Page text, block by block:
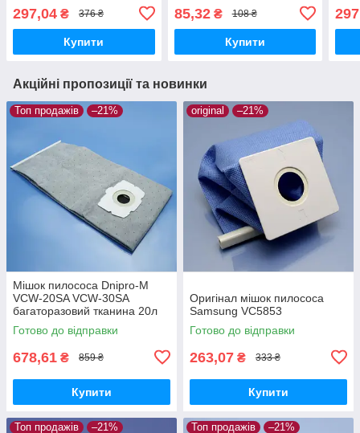
Cobra 2 Silent 2500
багаторазовий тканинний
297,04 ₴ 376 ₴
Купити
Cobra 2 Silent 2500
одноразовий флізеліновий
85,32₴ 108 ₴
Купити
Акційні пропозиції та новинки
Топ продажів –21%
Мішок пилососа Dnipro-M
VCW-20SA VCW-30SA
багаторазовий тканина 20л
Готово до відправки
678,61 ₴ 859 ₴
Купити
original –21%
Оригінал мішок пилососа
Samsung VC5853
Готово до відправки
263,07 ₴ 333 ₴
Купити
Топ продажів –21% Топ продажів –21%